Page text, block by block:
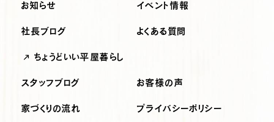
お知らせ
社長ブログ
イベント情報
よくある質問
ちょうどいい平屋暮らし
スタッフブログ お客様の声
家づくりの流れ プライバシーポリシー